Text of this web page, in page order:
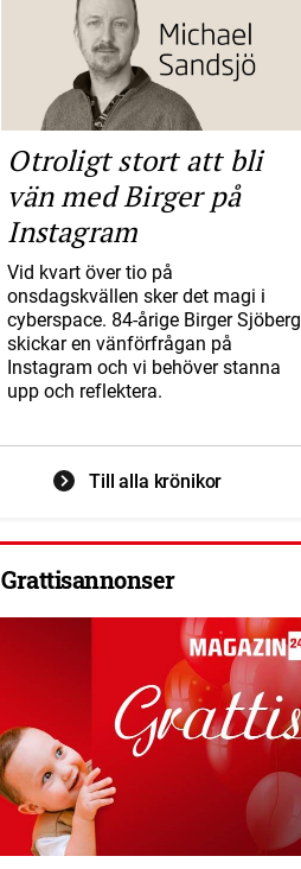
Otroligt stort att bli
vän med Birger på
Instagram
Vid kvart över tio på
onsdagskvällen sker det magi i
cyberspace. 84-årige Birger Sjöberg
skickar en vänförfrågan på
Instagram och vi behöver stanna
upp och reflektera.
Till alla krönikor
Grattisannonser